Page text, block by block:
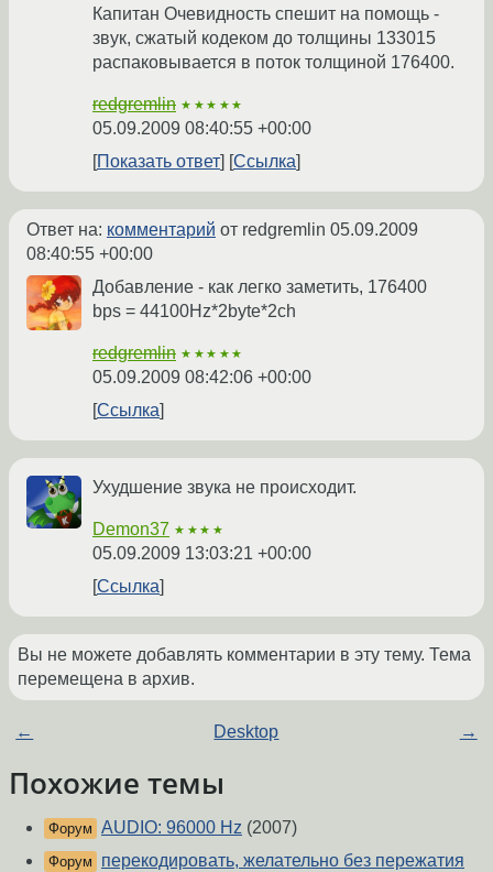
Капитан Очевидность спешит на помощь -
звук, сжатый кодеком до толщины 133015
распаковывается в поток толщиной 176400.
redgremlin ★★★★★
05.09.2009 08:40:55 +00:00
Показать ответ
Ссылка
Ответ на: комментарий от redgremlin 05.09.2009
08:40:55 +00:00
Добавление - как легко заметить, 176400
bps = 44100Hz*2byte*2ch
redgremlin ★★★★★
05.09.2009 08:42:06 +00:00
Ссылка
Ухудшение звука не происходит.
Demon37 ★★★★
05.09.2009 13:03:21 +00:00
Ссылка
Вы не можете добавлять комментарии в эту тему. Тема
перемещена в архив.
← Desktop →
Похожие темы
Форум AUDIO: 96000 Hz (2007)
Форум
перекодировать, желательно без пережатия